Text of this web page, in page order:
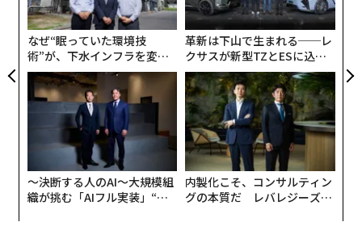
なぜ“眠っていた環境技
術”が、下水インフラを変え
たのか──産総研×月島JFE
アクアソリューションの10年
革新は下山で生まれる──レ
クサスが新型TZとESに込め
た「DISCOVER」の哲学
〜決断する人のAI〜大規模組
織が挑む「AIフル実装」“使
内製化こそ、コンサルティン
グの本質だ レバレジーズが